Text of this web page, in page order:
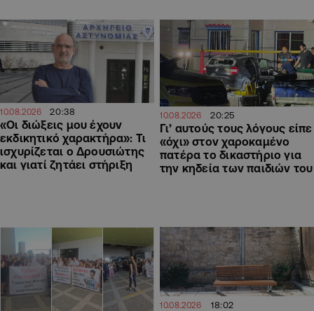
10.08.2026 20:38
«Οι διώξεις μου έχουν
εκδικητικό χαρακτήρα»: Τι
ισχυρίζεται ο Δρουσιώτης
και γιατί ζητάει στήριξη
10.08.2026 20:25
Γι’ αυτούς τους λόγους είπε
«όχι» στον χαροκαμένο
πατέρα το δικαστήριο για
την κηδεία των παιδιών του
10.08.2026 18:02